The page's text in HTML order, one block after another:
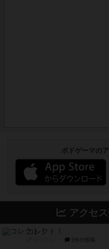
ボドゲーマの
アクセ
コレクト！
1件の投稿